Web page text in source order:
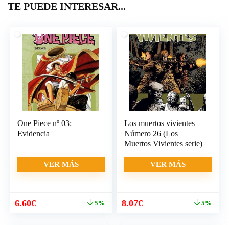
TE PUEDE INTERESAR...
One Piece nº 03:
Evidencia
VER MÁS
El
6.60€El
5%
Los muertos vivientes –
Número 26 (Los
Muertos Vivientes serie)
VER MÁS
El
8.07€El
5%